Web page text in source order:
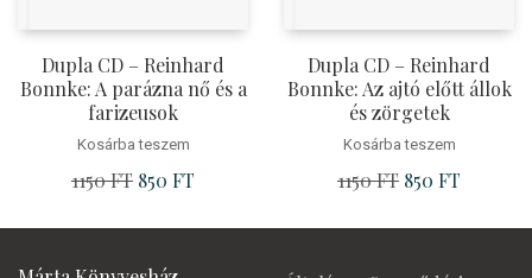
Dupla CD – Reinhard
Bonnke: A parázna nő és a
farizeusok
Kosárba teszem
1150FT Original
was:
850 FT
is:
Dupla CD – Reinhard
Bonnke: Az ajtó előtt állok
és zörgetek
Kosárba teszem
1150FT Original
was:
850 FT
is: